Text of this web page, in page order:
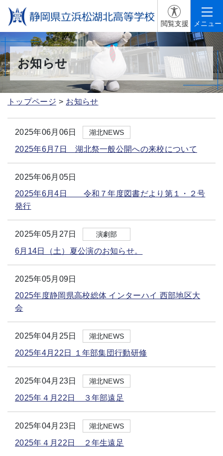
閲覧支援 メニュー
お知らせ
トップページ お知らせ
2025年06月06日 湖北NEWS
2025年6月7日 湖北祭一般公開への来校について
2025年06月05日
2025年6月4日 令和７年度図書だより第１・２号
発行
2025年05月27日 演劇部
6月14日（土）夏公演のお知らせ。
2025年05月09日
2025年度静岡県高校総体 インターハイ 西部地区大
会
2025年04月25日 湖北NEWS
2025年4月22日 １年部集団行動研修
2025年04月23日 湖北NEWS
2025年４月22日 ３年部遠足
2025年04月23日 湖北NEWS
2025年４月22日 ２年生遠足